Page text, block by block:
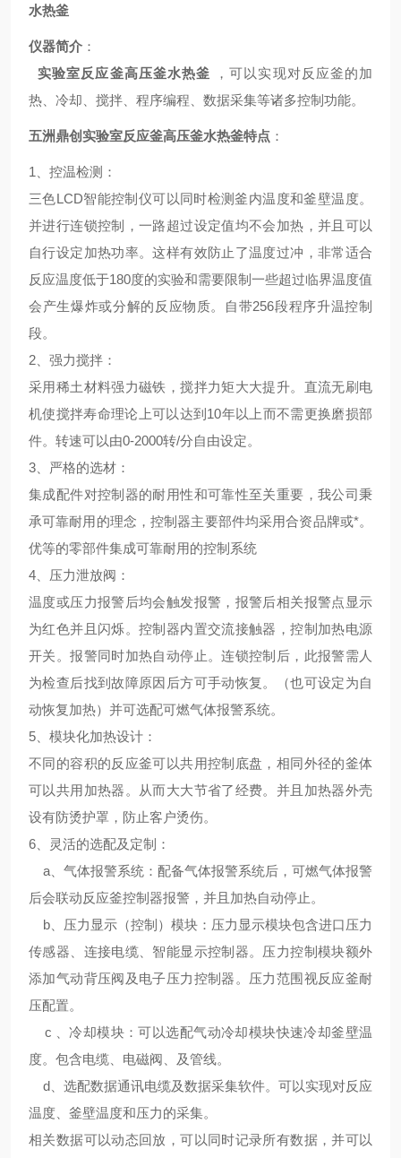
水热釜
仪器简介 ：
实验室反应釜高压釜水热釜
，可以实现对反应釜的加
热、冷却、搅拌、程序编程、数据采集等诸多控制功能。
五洲鼎创实验室反应釜高压釜水热釜特点 ：
1、 控温检测 ：
三色LCD智能控制仪可以同时检测釜内温度和釜壁温度。
并进行连锁控制，一路超过设定值均不会加热，并且可以
自行设定加热功率。这样有效防止了温度过冲，非常适合
反应温度低于180度的实验和需要限制一些超过临界温度值
会产生爆炸或分解的反应物质。自带256段程序升温控制
段。
2、 强力搅拌 ：
采用稀土材料强力磁铁，搅拌力矩大大提升。直流无刷电
机使搅拌寿命理论上可以达到10年以上而不需更换磨损部
件。转速可以由0-2000转/分自由设定。
3、 严格的选材 ：
集成配件对控制器的耐用性和可靠性至关重要，我公司秉
承可靠耐用的理念，控制器主要部件均采用合资品牌或*。
优等的零部件集成可靠耐用的控制系统
4、压力泄放阀：
温度或压力报警后均会触发报警，报警后相关报警点显示
为红色并且闪烁。控制器内置交流接触器，控制加热电源
开关。报警同时加热自动停止。连锁控制后，此报警需人
为检查后找到故障原因后方可手动恢复。（也可设定为自
动恢复加热）并可选配可燃气体报警系统。
5、 模块化加热设计 ：
不同的容积的反应釜可以共用控制底盘，相同外径的釜体
可以共用加热器。从而大大节省了经费。并且加热器外壳
设有防烫护罩，防止客户烫伤。
6、
灵活的选配及定制 ：
a、气体报警系统：配备气体报警系统后，可燃气体报警
后会联动反应釜控制器报警，并且加热自动停止。
b、压力显示（控制）模块：压力显示模块包含进口压力
传感器、连接电缆、智能显示控制器。压力控制模块额外
添加气动背压阀及电子压力控制器。压力范围视反应釜耐
压配置。
c 、冷却模块：可以选配气动冷却模块快速冷却釜壁温
度。包含电缆、电磁阀、及管线。
d、选配数据通讯电缆及数据采集软件。可以实现对反应
温度、釜壁温度和压力的采集。
相关数据可以动态回放，可以同时记录所有数据，并可以